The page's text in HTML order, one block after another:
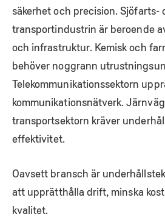
säkerhet och precision. Sjöfarts-
transportindustrin är beroende
och infrastruktur. Kemisk och
behöver noggrann
Telekommunikationssektorn
kommunikationsnätverk.
transportsektorn kräver
effektivitet.
Oavsett bransch är
att upprätthålla drift, minska
kvalitet.